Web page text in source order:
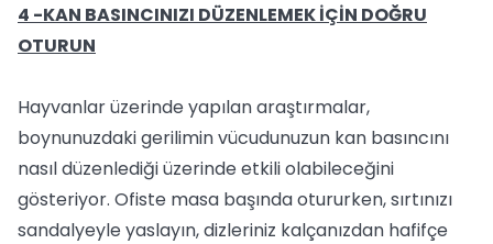
4 -KAN BASINCINIZI DÜZENLEMEK İÇİN DOĞRU
OTURUN
Hayvanlar üzerinde yapılan araştırmalar,
boynunuzdaki gerilimin vücudunuzun kan basıncını
nasıl düzenlediği üzerinde etkili olabileceğini
gösteriyor. Ofiste masa başında otururken, sırtınızı
sandalyeyle yaslayın, dizleriniz kalçanızdan hafifçe